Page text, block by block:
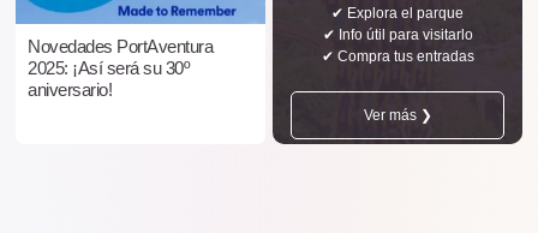
Novedades PortAventura
2025: ¡Así será su 30º
aniversario!
✔ Explora el parque
✔ Info útil para visitarlo
✔ Compra tus entradas
Ver más ❯